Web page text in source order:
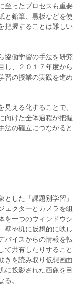
至ったプロセスも重要
と鉛筆、黒板などを使
把握することは難しい
協働学習の手法を研究
し、２０１７年度から
習の授業の実践を進め
える化することで、
向けた全体過程が把握
法の確立につながると
した「課題別学習」
ェクターとカメラを組
を一つのウィンドウシ
壁や机に仮想的に映し
バイスからの情報を転
て共有したりすること
きを読み取り仮想画面
に投影された画像を目
。